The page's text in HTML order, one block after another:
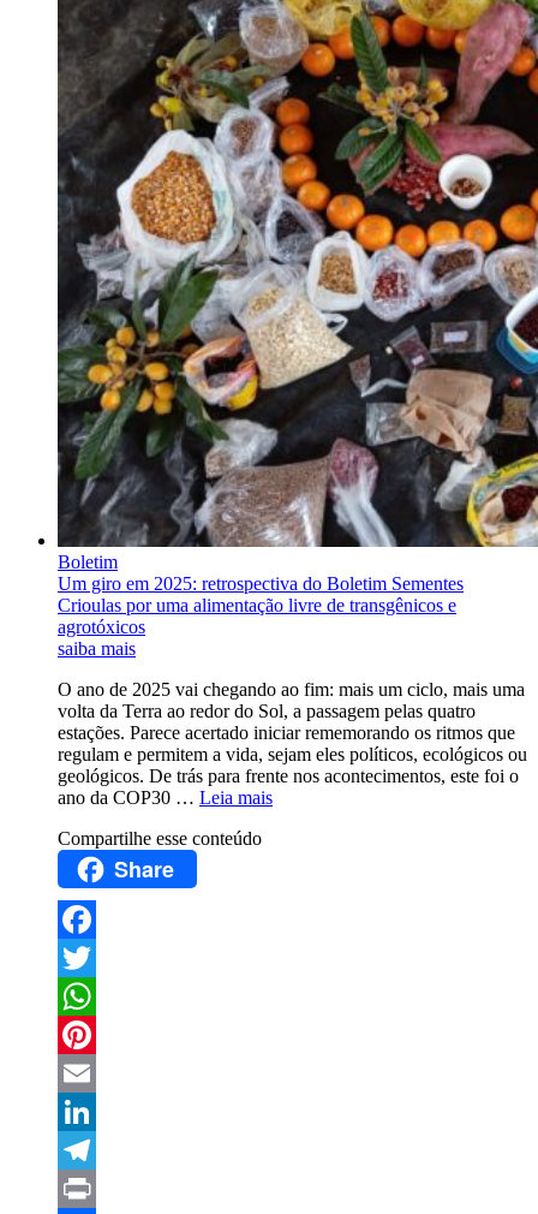
Boletim
Um giro em 2025: retrospectiva do Boletim Sementes
Crioulas por uma alimentação livre de transgênicos e
agrotóxicos
saiba mais
O ano de 2025 vai chegando ao fim: mais um ciclo, mais uma
volta da Terra ao redor do Sol, a passagem pelas quatro
estações. Parece acertado iniciar rememorando os ritmos que
regulam e permitem a vida, sejam eles políticos, ecológicos ou
geológicos. De trás para frente nos acontecimentos, este foi o
ano da COP30 … Leia mais
Compartilhe esse conteúdo
Share
Facebook
Twitter
WhatsApp
Pinterest
Email
LinkedIn
Telegram